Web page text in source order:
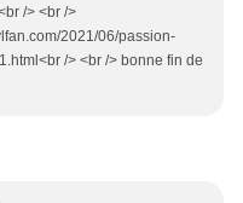
/> <br />
2021/06/passion-
/> <br /> bonne fin de